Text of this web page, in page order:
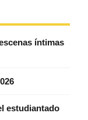
íntimas
estudiantado